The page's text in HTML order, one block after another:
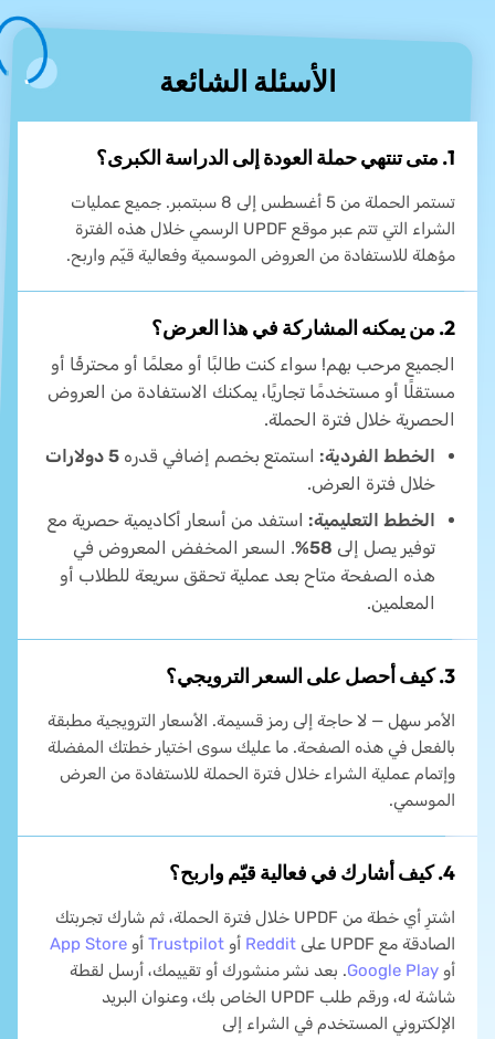
الأسئلة الشائعة
1. متى تنتهي حملة العودة إلى الدراسة الكبرى؟
تستمر الحملة من 5 أغسطس إلى 8 سبتمبر. جميع عمليات
الشراء التي تتم عبر موقع UPDF الرسمي خلال هذه الفترة
مؤهلة للاستفادة من العروض الموسمية وفعالية قيّم واربح.
2. من يمكنه المشاركة في هذا العرض؟
الجميع مرحب بهم! سواء كنت طالبًا أو معلمًا أو محترفًا أو
مستقلًا أو مستخدمًا تجاريًا، يمكنك الاستفادة من العروض
الحصرية خلال فترة الحملة.
الخطط الفردية: استمتع بخصم إضافي قدره 5 دولارات
خلال فترة العرض.
الخطط التعليمية: استفد من أسعار أكاديمية حصرية مع
توفير يصل إلى 58%
. السعر المخفض المعروض في
هذه الصفحة متاح بعد عملية تحقق سريعة للطلاب أو
المعلمين.
3. كيف أحصل على السعر الترويجي؟
الأمر سهل — لا حاجة إلى رمز قسيمة. الأسعار الترويجية مطبقة
بالفعل في هذه الصفحة. ما عليك سوى اختيار خطتك المفضلة
وإتمام عملية الشراء خلال فترة الحملة للاستفادة من العرض
الموسمي.
4. كيف أشارك في فعالية قيّم واربح؟
اشترِ أي خطة من UPDF خلال فترة الحملة، ثم شارك تجربتك
الصادقة مع UPDF على
Reddit أو Trustpilot أو App Store
أو Google Play. بعد نشر منشورك أو تقييمك، أرسل لقطة
شاشة له، ورقم طلب UPDF الخاص بك، وعنوان البريد
الإلكتروني المستخدم في الشراء إلى